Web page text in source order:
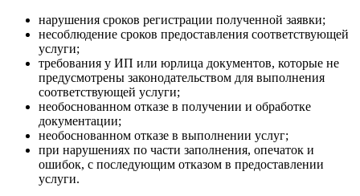
нарушения сроков регистрации полученной заявки;
несоблюдение сроков предоставления соответствующей
услуги;
требования у ИП или юрлица документов, которые не
предусмотрены законодательством для выполнения
соответствующей услуги;
необоснованном отказе в получении и обработке
документации;
необоснованном отказе в выполнении услуг;
при нарушениях по части заполнения, опечаток и
ошибок, с последующим отказом в предоставлении
услуги.